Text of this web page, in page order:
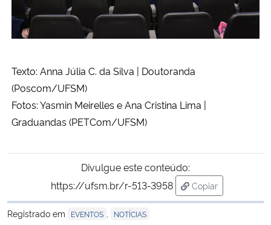
Texto: Anna Júlia C. da Silva | Doutoranda
(Poscom/UFSM)
Fotos: Yasmin Meirelles e Ana Cristina Lima |
Graduandas (PETCom/UFSM)
Divulgue este conteúdo:
https://ufsm.br/r-513-3958
Copiar
para área de
Registrado em
EVENTOS NOTÍCIAS